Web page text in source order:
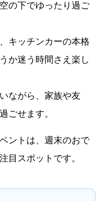
の下でゆったり過ご
キッチンカーの本格
か迷う時間さえ楽し
ながら、家族や友
ごせます。
ントは、週末のおで
目スポットです。